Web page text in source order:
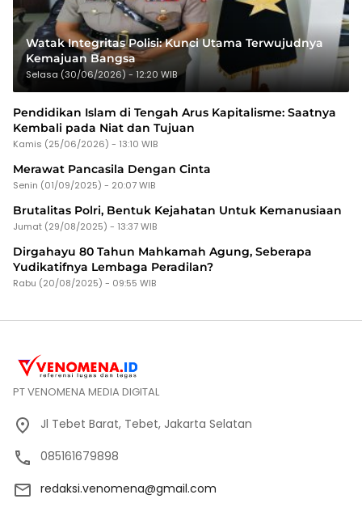
Watak Integritas Polisi: Kunci Utama Terwujudnya
Kemajuan Bangsa
Selasa (30/06/2026) - 12:20 WIB
Pendidikan Islam di Tengah Arus Kapitalisme: Saatnya
Kembali pada Niat dan Tujuan
Kamis (25/06/2026) - 13:10 WIB
Merawat Pancasila Dengan Cinta
Senin (01/09/2025) - 20:07 WIB
Brutalitas Polri, Bentuk Kejahatan Untuk Kemanusiaan
Jumat (29/08/2025) - 13:37 WIB
Dirgahayu 80 Tahun Mahkamah Agung, Seberapa
Yudikatifnya Lembaga Peradilan?
Rabu (20/08/2025) - 09:55 WIB
PT VENOMENA MEDIA DIGITAL
Jl Tebet Barat, Tebet, Jakarta Selatan
085161679898
redaksi.venomena@gmail.com